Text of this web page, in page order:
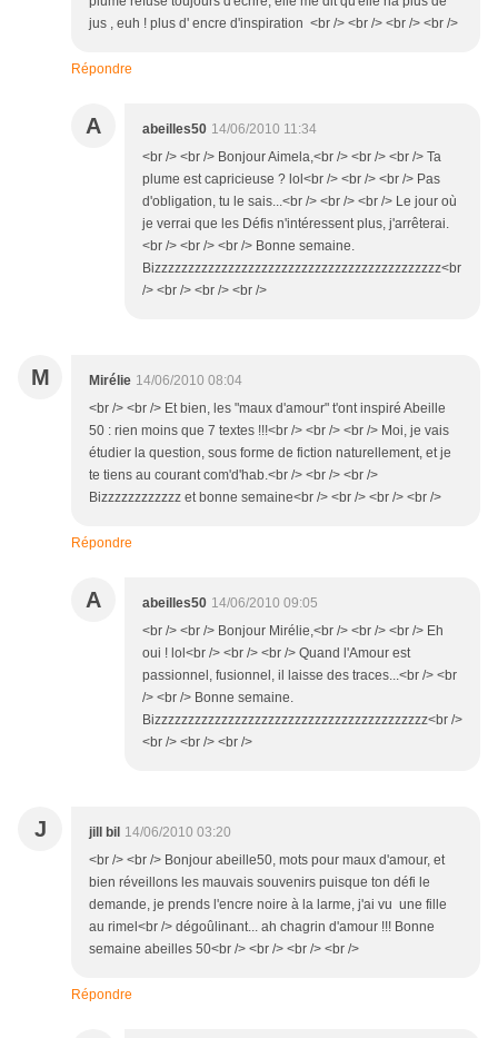
jus , euh ! plus d' encre d'inspiration <br /> <br /> <br /> <br />
Répondre
A abeilles50 14/06/2010 11:34
<br /> <br /> Bonjour Aimela,<br /> <br /> <br /> Ta
plume est capricieuse ? lol<br /> <br /> <br /> Pas
d'obligation, tu le sais...<br /> <br /> <br /> Le jour où
je verrai que les Défis n'intéressent plus, j'arrêterai.
<br /> <br /> <br /> Bonne semaine.
Bizzzzzzzzzzzzzzzzzzzzzzzzzzzzzzzzzzzzzzzzzzz<br
/> <br /> <br /> <br />
M Mirélie 14/06/2010 08:04
<br /> <br /> Et bien, les "maux d'amour" t'ont inspiré Abeille
50 : rien moins que 7 textes !!!<br /> <br /> <br /> Moi, je vais
étudier la question, sous forme de fiction naturellement, et je
te tiens au courant com'd'hab.<br /> <br /> <br />
Bizzzzzzzzzzzz et bonne semaine<br /> <br /> <br /> <br />
Répondre
A abeilles50 14/06/2010 09:05
<br /> <br /> Bonjour Mirélie,<br /> <br /> <br /> Eh
oui ! lol<br /> <br /> <br /> Quand l'Amour est
passionnel, fusionnel, il laisse des traces...<br /> <br
/> <br /> Bonne semaine.
Bizzzzzzzzzzzzzzzzzzzzzzzzzzzzzzzzzzzzzzzzz<br />
<br /> <br /> <br />
J jill bil 14/06/2010 03:20
<br /> <br /> Bonjour abeille50, mots pour maux d'amour, et
bien réveillons les mauvais souvenirs puisque ton défi le
demande, je prends l'encre noire à la larme, j'ai vu une fille
au rimel<br /> dégoûlinant... ah chagrin d'amour !!! Bonne
semaine abeilles 50<br /> <br /> <br /> <br />
Répondre